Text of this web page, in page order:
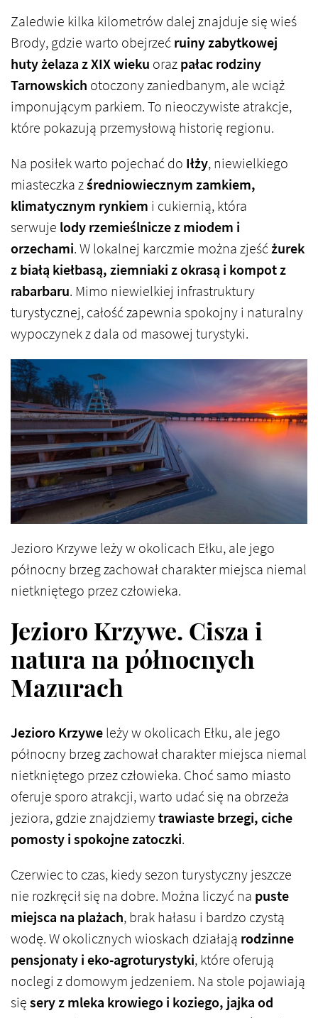
Zaledwie kilka kilometrów dalej znajduje się wieś
Brody, gdzie warto obejrzećruiny zabytkowej
huty żelaza z XIX wieku orazpałac rodziny
Tarnowskich otoczony zaniedbanym, ale wciąż
imponującym parkiem. To nieoczywiste atrakcje,
które pokazują przemysłową historię regionu.
Na posiłek warto pojechać do Iłży, niewielkiego
miasteczka zśredniowiecznym zamkiem,
klimatycznym rynkiem i cukiernią, która
serwuje lody rzemieślnicze z miodem i
orzechami. W lokalnej karczmie można zjeśćżurek
z białą kiełbasą, ziemniaki z okrasą i kompot z
rabarbaru. Mimo niewielkiej infrastruktury
turystycznej, całość zapewnia spokojny i naturalny
wypoczynek z dala od masowej turystyki.
Jezioro Krzywe leży w okolicach Ełku, ale jego
północny brzeg zachował charakter miejsca niemal
nietkniętego przez człowieka.
Jezioro Krzywe. Cisza i
natura na północnych
Mazurach
Jezioro Krzyweleży w okolicach Ełku, ale jego
północny brzeg zachował charakter miejsca niemal
nietkniętego przez człowieka. Choć samo miasto
oferuje sporo atrakcji, warto udać się na obrzeża
jeziora, gdzie znajdziemytrawiaste brzegi, ciche
pomosty i spokojne zatoczki.
Czerwiec to czas, kiedy sezon turystyczny jeszcze
nie rozkręcił się na dobre. Można liczyć na puste
miejsca na plażach, brak hałasu i bardzo czystą
wodę. W okolicznych wioskach działają rodzinne
pensjonaty i eko-agroturystyki, które oferują
noclegi z domowym jedzeniem. Na stole pojawiają
sięsery z mleka krowiego i koziego, jajka od